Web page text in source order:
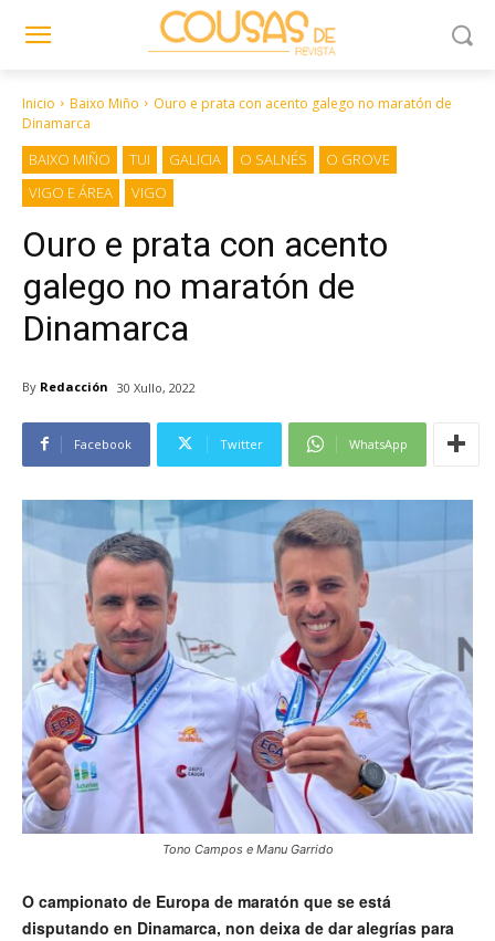
Inicio Baixo Miño
Ouro e prata con acento galego no maratón de
Dinamarca
BAIXO MIÑO TUI GALICIA O SALNÉS
O GROVE
VIGO E ÁREA
VIGO
Ouro e prata con acento
galego no maratón de
Dinamarca
By Redacción 30 Xullo, 2022
Facebook Twitter WhatsApp
Tono Campos e Manu Garrido
O campionato de Europa de maratón que se está
disputando en Dinamarca, non deixa de dar alegrías para